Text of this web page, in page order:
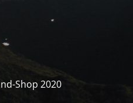
Shop 2020